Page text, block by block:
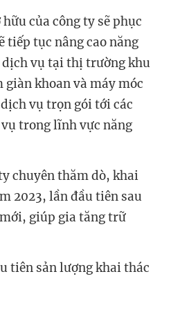
của công ty sẽ phục
tiếp tục nâng cao năng
dịch vụ tại thị trường khu
khoan và máy móc
vụ trọn gói tới các
trong lĩnh vực năng
chuyên thăm dò, khai
2023, lần đầu tiên sau
giúp gia tăng trữ
tiên sản lượng khai thác